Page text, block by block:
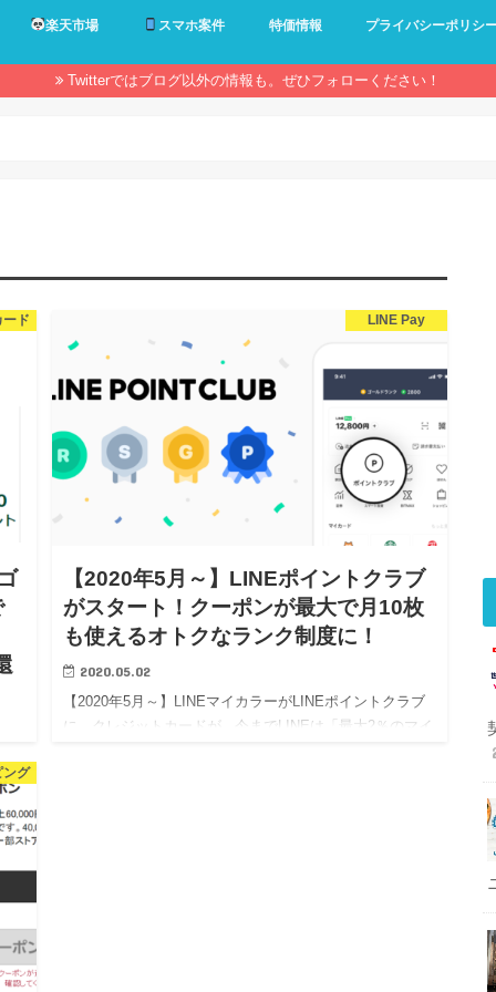
楽天市場 スマホ案件 特価情報 プライバシーポリシ
Twitterではブログ以外の情報も。ぜひフォローください！
ード LINE Pay
【2020年5月～】LINEポイントクラブ
がスタート！クーポンが最大で月10枚
も使えるオトクなランク制度に！
2020.05.02
【2020年5月～】LINEマイカラーがLINEポイントクラブ
に。クレジットカードが 今までLINEは「最大2％のマイ
ング